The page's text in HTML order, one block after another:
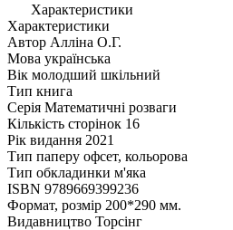
Характеристики
Характеристики
Автор Алліна О.Г.
Мова українська
Вік молодший шкільний
Тип книга
Серія Математичні розваги
Кількість сторінок 16
Рік видання 2021
Тип паперу офсет, кольорова
Тип обкладинки м'яка
ISBN 9789669399236
Формат, розмір 200*290 мм.
Видавництво Торсiнг